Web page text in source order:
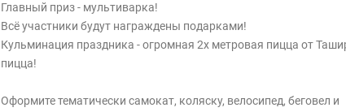
Главный приз - мультиварка!
Всё участники будут награждены подарками!
Кульминация праздника - огромная 2х метровая пицца от
пицца!
Оформите тематически самокат, коляску, велосипед, беговел и